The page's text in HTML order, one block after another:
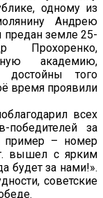
одному из
Андрею
предан земле 25-
Прохоренко,
академию,
того
время проявили
всех
за
пример – номер
вышел с ярким
будет за нами!».
советские